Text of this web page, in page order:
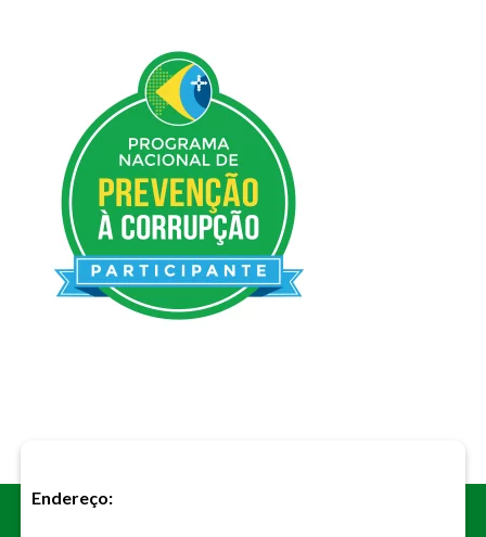
Endereço: